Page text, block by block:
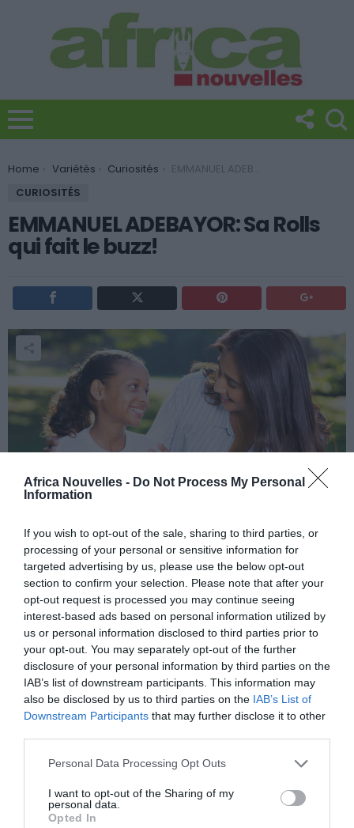
Africa Nouvelles - Do Not Process My Personal
Information
If you wish to opt-out of the sale, sharing to third parties, or
processing of your personal or sensitive information for
targeted advertising by us, please use the below opt-out
section to confirm your selection. Please note that after your
opt-out request is processed you may continue seeing
interest-based ads based on personal information utilized by
us or personal information disclosed to third parties prior to
your opt-out. You may separately opt-out of the further
disclosure of your personal information by third parties on the
IAB’s list of downstream participants. This information may
also be disclosed by us to third parties on the IAB’s List of
Downstream Participants that may further disclose it to other
Personal Data Processing Opt Outs
I want to opt-out of the Sharing of my
personal data.
Opted In
You are here:
Home Variétès Curiosités
EMMANUEL ADEBAYOR: Sa Rolls qui fait le buzz!
CURIOSITÉS
EMMANUEL ADEBAYOR: Sa Rolls
qui fait le buzz!
« I deh buy your »… Rolls!
Le Daily Mail a publié une photo de l’attaquant
togolais Emmanuel Adebayor posant devant sa
nouvelle acquisition, une Rolls Royce dernier modèle
dont le prix catalogue est de 300.000 euros.
C’est le joueur lui même
qui a posté la photo sur
son compte Instagram.
Le journal britannique rappelle qu’Adebayor a été